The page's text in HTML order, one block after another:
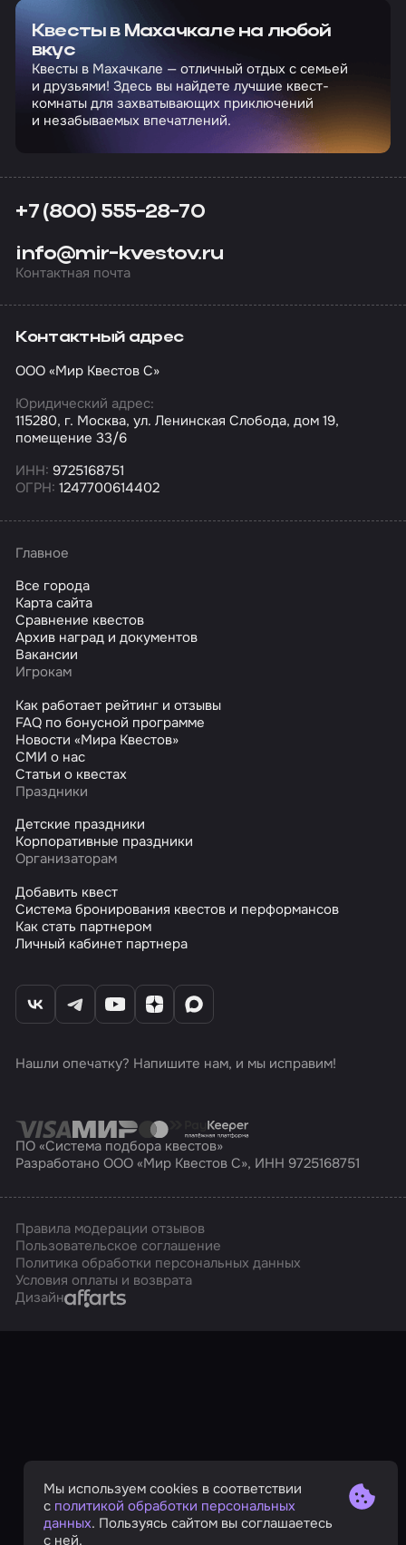
Квесты в Махачкале на любой
вкус
Квесты в Махачкале — отличный отдых с семьей
и друзьями! Здесь вы найдете лучшие квест-
комнаты для захватывающих приключений
и незабываемых впечатлений.
+7 (800) 555-28-70
info@mir-kvestov.ru
Контактная почта
Контактный адрес
ООО «Мир Квестов С»
Юридический адрес:
115280, г. Москва, ул. Ленинская Слобода, дом 19,
помещение 33/6
ИНН: 9725168751
ОГРН: 1247700614402
Главное
Все города
Карта сайта
Сравнение квестов
Архив наград и документов
Вакансии
Игрокам
Как работает рейтинг и отзывы
FAQ по бонусной программе
Новости «Мира Квестов»
СМИ о нас
Статьи о квестах
Праздники
Детские праздники
Корпоративные праздники
Организаторам
Добавить квест
Система бронирования квестов и перформансов
Как стать партнером
Личный кабинет партнера
Нашли опечатку? Напишите нам, и мы исправим!
ПО «Система подбора квестов»
Разработано ООО «Мир Квестов С», ИНН 9725168751
Правила модерации отзывов
Пользовательское соглашение
Политика обработки персональных данных
Условия оплаты и возврата
ДизайнAffarts
Мы используем cookies в соответствии
с политикой обработки персональных
данных. Пользуясь сайтом вы соглашаетесь
с ней.